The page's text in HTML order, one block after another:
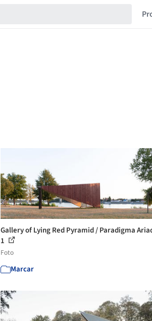
Gallery of Lying Red Pyramid / Paradigma
1
Foto
Marcar